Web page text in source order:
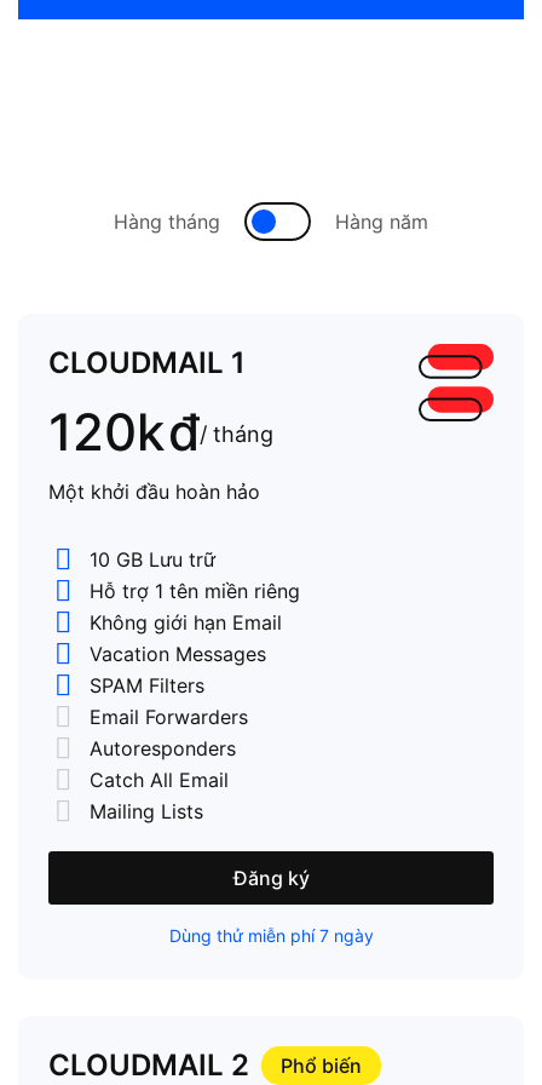
Hàng tháng Hàng năm
CLOUDMAIL 1
120kđ/ tháng
Một khởi đầu hoàn hảo
10 GB Lưu trữ
Hỗ trợ 1 tên miền riêng
Không giới hạn Email
Vacation Messages
SPAM Filters
Email Forwarders
Autoresponders
Catch All Email
Mailing Lists
Đăng ký
Dùng thử miễn phí 7 ngày
CLOUDMAIL 2 Phổ biến